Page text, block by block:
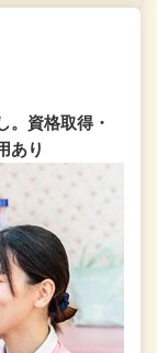
。資格取得・
あり